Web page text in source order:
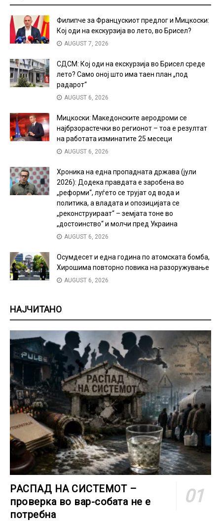
Филипче за Францускиот предлог и Мицкоски:
Кој оди на екскурзија во лето, во Брисел?
AUGUST 7, 2026
СДСМ: Кој оди на екскурзија во Брисел среде
лето? Само оној што има таен план „под
радарот“
AUGUST 6, 2026
Мицкоски: Македонските аеродроми се
најбрзорастечки во регионот – тоа е резултат
на работата изминатите 25 месеци
AUGUST 6, 2026
Хроника на една пропадната држава (јули
2026): Додека правдата е заробена во
„реформи“, луѓето се трујат од вода и
политика, а владата и опозицијата се
„реконструираат“ – земјата тоне во
„достоинство“ и молчи пред Украина
AUGUST 6, 2026
Осумдесет и една година по атомската бомба,
Хирошима повторно повика на разоружување
AUGUST 6, 2026
НАЈЧИТАНО
РАСПАД НА СИСТЕМОТ –
проверка во вар-собата не е
потребна